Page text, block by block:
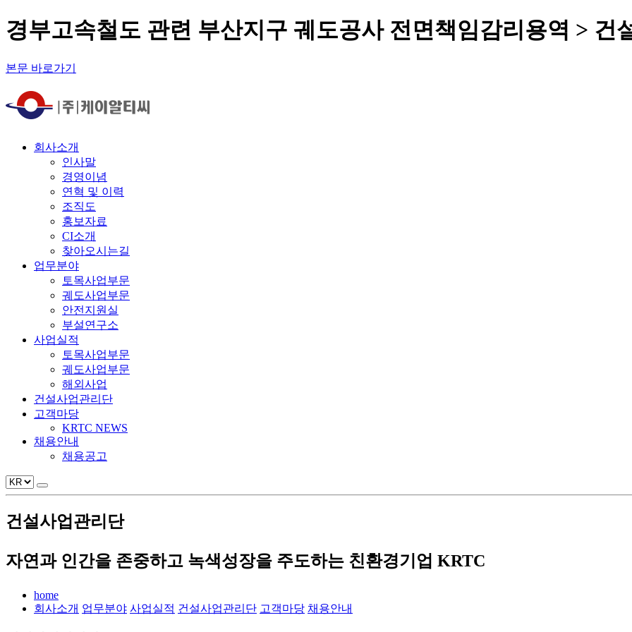
경부고속철도 관련 부산지구 궤도공사 전면책임감리용역 > 건
본문 바로가기
회사소개
인사말
경영이념
연혁 및 이력
조직도
홍보자료
CI소개
찾아오시는길
업무분야
토목사업부문
궤도사업부문
안전지원실
부설연구소
사업실적
토목사업부문
궤도사업부문
해외사업
건설사업관리단
고객마당
KRTC NEWS
채용안내
채용공고
건설사업관리단
자연과 인간을 존중하고 녹색성장을 주도하는 친환경기업 KRTC
home
회사소개 업무분야 사업실적 건설사업관리단 고객마당 채용안내